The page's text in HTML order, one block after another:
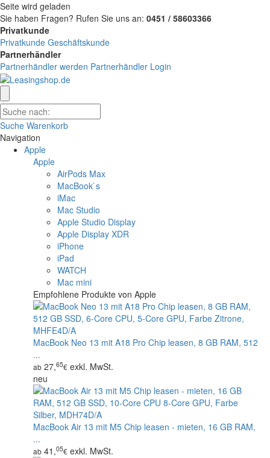
Seite wird geladen
Sie haben Fragen? Rufen Sie uns an: 0451 / 58603366
Privatkunde
Privatkunde Geschäftskunde
Partnerhändler
Partnerhändler werden Partnerhändler Login
Suche Warenkorb
Navigation
Apple
Apple
AirPods Max
MacBook`s
iMac
Mac Studio
Apple Studio Display
Apple Display XDR
iPhone
iPad
WATCH
Mac mini
Empfohlene Produkte von Apple
MacBook Neo 13 mit A18 Pro Chip leasen, 8 GB RAM, 512
...
ab 27,65€ exkl. MwSt.
neu
MacBook Air 13 mit M5 Chip leasen - mieten, 16 GB RAM,
...
ab 41,05€ exkl. MwSt.